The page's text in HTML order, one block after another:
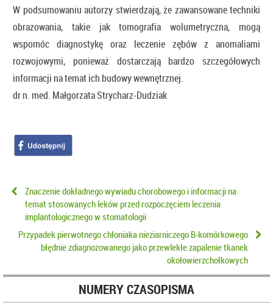
W podsumowaniu autorzy stwierdzają, że zawansowane techniki
obrazowania, takie jak tomografia wolumetryczna, mogą
wspomóc diagnostykę oraz leczenie zębów z anomaliami
rozwojowymi, ponieważ dostarczają bardzo szczegółowych
informacji na temat ich budowy wewnętrznej.
dr n. med. Małgorzata Strycharz-Dudziak
Znaczenie dokładnego wywiadu chorobowego i informacji na
temat stosowanych leków przed rozpoczęciem leczenia
implantologicznego w stomatologii
Przypadek pierwotnego chłoniaka nieziarniczego B-komórkowego
błędnie zdiagnozowanego jako przewlekłe zapalenie tkanek
okołowierzchołkowych
NUMERY CZASOPISMA